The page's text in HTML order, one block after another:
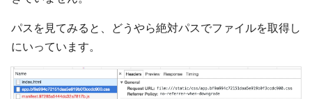
パスを見てみると、どうやら絶対パスでファイルを取得し
にいっています。